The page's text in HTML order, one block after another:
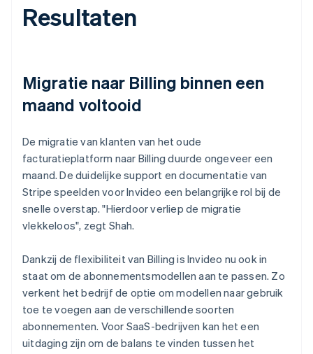
Resultaten
Migratie naar Billing binnen een
maand voltooid
De migratie van klanten van het oude
facturatieplatform naar Billing duurde ongeveer een
maand. De duidelijke support en documentatie van
Stripe speelden voor Invideo een belangrijke rol bij de
snelle overstap. "Hierdoor verliep de migratie
vlekkeloos", zegt Shah.
Dankzij de flexibiliteit van Billing is Invideo nu ook in
staat om de abonnementsmodellen aan te passen. Zo
verkent het bedrijf de optie om modellen naar gebruik
toe te voegen aan de verschillende soorten
abonnementen. Voor SaaS-bedrijven kan het een
uitdaging zijn om de balans te vinden tussen het